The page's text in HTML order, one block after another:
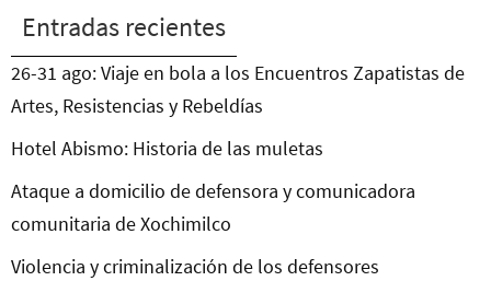
Entradas recientes
26-31 ago: Viaje en bola a los Encuentros Zapatistas de
Artes, Resistencias y Rebeldías
Hotel Abismo: Historia de las muletas
Ataque a domicilio de defensora y comunicadora
comunitaria de Xochimilco
Violencia y criminalización de los defensores